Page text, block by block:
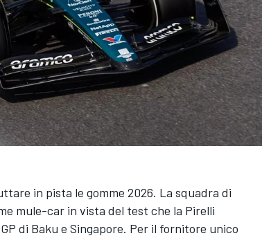
in pista le gomme 2026. La squadra di
mule-car in vista del test che la Pirelli
di Baku e Singapore. Per il fornitore unico